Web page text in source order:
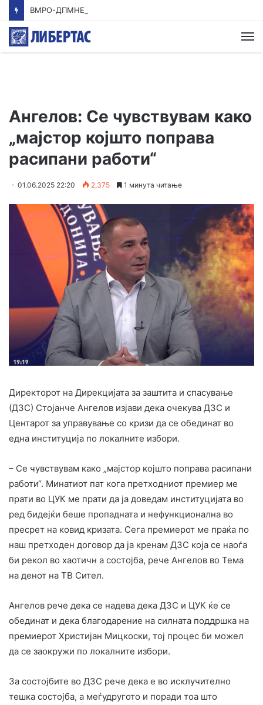
Ангелов: Се чувствувам како
„мајстор којшто поправа
расипани работи“
01.06.2025 22:20 2,375 1 минута читање
Директорот на Дирекцијата за заштита и спасување
(ДЗС) Стојанче Ангелов изјави дека очекува ДЗС и
Центарот за управување со кризи да се обединат во
една институција по локалните избори.
– Се чувствувам како „мајстор којшто поправа расипани
работи“. Минатиот пат кога претходниот премиер ме
прати во ЦУК ме прати да ја доведам институцијата во
ред бидејќи беше пропадната и нефункционална во
пресрет на ковид кризата. Сега премиерот ме праќа по
наш претходен договор да ја кренам ДЗС која се наоѓа
би рекол во хаотичн а состојба, рече Ангелов во Тема
на денот на ТВ Сител.
Ангелов рече дека се надева дека ДЗС и ЦУК ќе се
обединат и дека благодарение на силната поддршка на
премиерот Христијан Мицкоски, тој процес би можел
да се заокружи по локалните избори.
За состојбите во ДЗС рече дека е во исклучително
тешка состојба, а меѓудругото и поради тоа што